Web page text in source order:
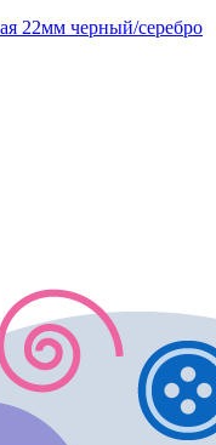
22мм черный/серебро